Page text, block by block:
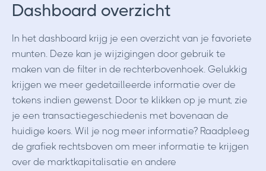
Dashboard overzicht
In het dashboard krijg je een overzicht van je favoriete
munten. Deze kan je wijzigingen door gebruik te
maken van de filter in de rechterbovenhoek. Gelukkig
krijgen we meer gedetailleerde informatie over de
tokens indien gewenst. Door te klikken op je munt, zie
je een transactiegeschiedenis met bovenaan de
huidige koers. Wil je nog meer informatie? Raadpleeg
de grafiek rechtsboven om meer informatie te krijgen
over de marktkapitalisatie en andere